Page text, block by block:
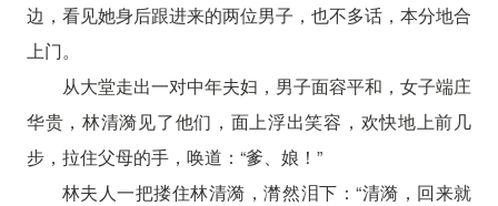
边，看见她身后跟进来的两位男子，也不多话，本分地合
上门。
从大堂走出一对中年夫妇，男子面容平和，女子端庄
华贵，林清漪见了他们，面上浮出笑容，欢快地上前几
步，拉住父母的手，唤道：“爹、娘！”
林夫人一把搂住林清漪，潸然泪下：“清漪，回来就